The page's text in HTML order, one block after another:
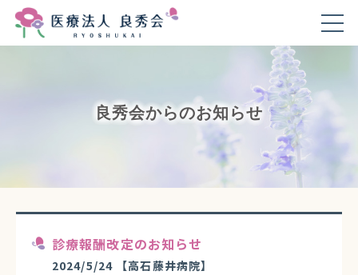
良秀会からのお知らせ
診療報酬改定のお知らせ
2024/5/24 【高石藤井病院】